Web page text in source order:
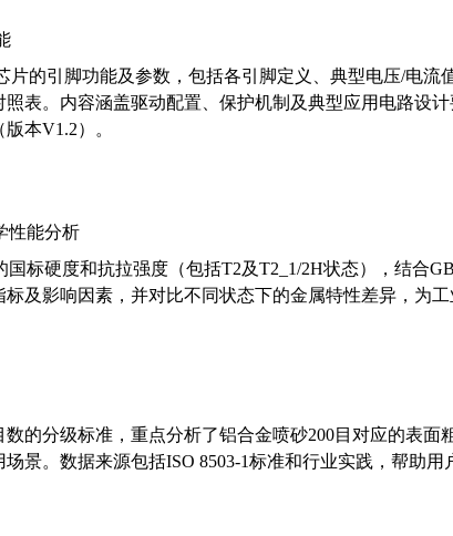
片的引脚功能及参数，包括各引脚定义、典型电压/电流
表。内容涵盖驱动配置、保护机制及典型应用电路设
本V1.2）。
性能分析
标硬度和抗拉强度（包括T2及T2_1/2H状态），结合
及影响因素，并对比不同状态下的金属特性差异，为工
的分级标准，重点分析了铝合金喷砂200目对应的表面
景。数据来源包括ISO 8503-1标准和行业实践，帮助